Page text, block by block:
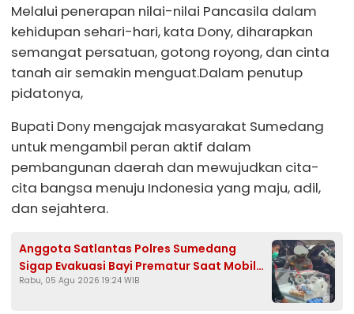
Melalui penerapan nilai-nilai Pancasila dalam
kehidupan sehari-hari, kata Dony, diharapkan
semangat persatuan, gotong royong, dan cinta
tanah air semakin menguat.Dalam penutup
pidatonya,
Bupati Dony mengajak masyarakat Sumedang
untuk mengambil peran aktif dalam
pembangunan daerah dan mewujudkan cita-
cita bangsa menuju Indonesia yang maju, adil,
dan sejahtera.
Anggota Satlantas Polres Sumedang
Sigap Evakuasi Bayi Prematur Saat Mobil
Ambulans Pecah Ban
Rabu, 05 Agu 2026 19:24 WIB